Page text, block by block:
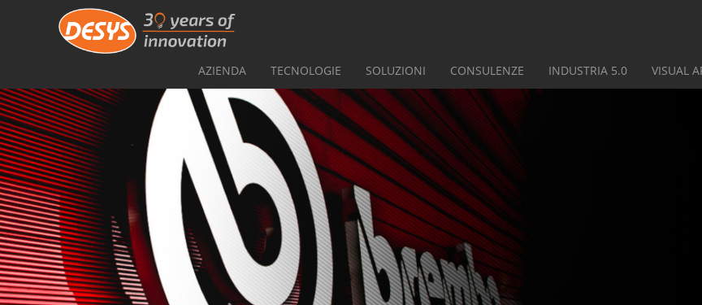
AZIENDA TECNOLOGIE SOLUZIONI CONSULENZE INDUSTRIA 5.0 VISUAL